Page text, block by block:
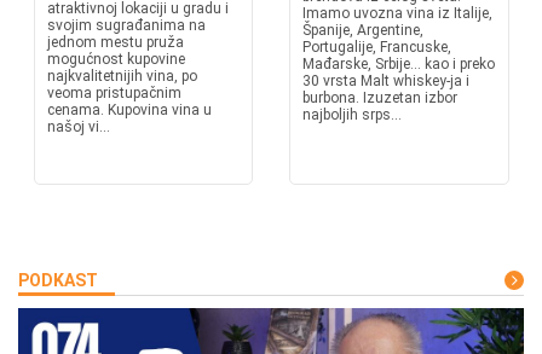
atraktivnoj lokaciji u gradu i
svojim sugrađanima na
jednom mestu pruža
mogućnost kupovine
najkvalitetnijih vina, po
veoma pristupačnim
cenama. Kupovina vina u
našoj vi...
Imamo uvozna vina iz Italije,
Španije, Argentine,
Portugalije, Francuske,
Mađarske, Srbije... kao i preko
30 vrsta Malt whiskey-ja i
burbona. Izuzetan izbor
najboljih srps...
PODKAST